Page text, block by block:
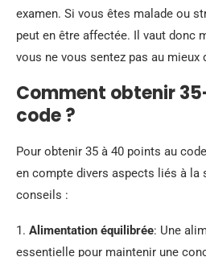
examen. Si vous êtes malade ou
peut en être affectée. Il vaut donc
vous ne vous sentez pas au mieux
Comment obtenir
code ?
Pour obtenir 35 à 40 points au
en compte divers aspects liés à la
conseils :
1. Alimentation équilibrée: Une
essentielle pour maintenir une